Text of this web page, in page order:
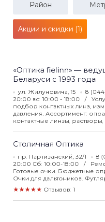
Район
Акции и скидки (1)
«Оптика fielinn» —
Беларуси с 1993 года
ул. Жилуновича, 15 8
20:00 вс: 10:00 - 18:00
подбор контактных линз,
давления. Ассортимент:
контактные линзы,
Столичная Оптика
пр. Партизанский, 32/1 8
20:00 Сб: 10:00-18:00
Готовые очки. Бюджетные
Очки для дальтоников.
★★★★★ Отзывов: 1